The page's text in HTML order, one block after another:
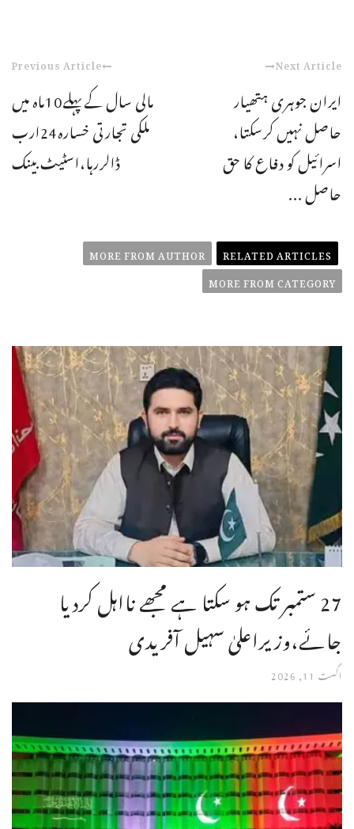
Previous Article
مالی سال کےپہلے10ماہ میں
ملکی تجارتی خسارہ24ارب
ڈالررہا،اسٹیٹ بینک
Next Article
ایران جوہری ہتھیار
حاصل نہیں کرسکتا،
اسرائیل کو دفاع کا حق
حاصل ...
RELATED ARTICLES
MORE FROM AUTHOR
MORE FROM CATEGORY
27 ستمبر تک ہو سکتا ہے مجھے نااہل کردیا
جائے،وزیراعلیٰ سہیل آفریدی
اگست 11, 2026